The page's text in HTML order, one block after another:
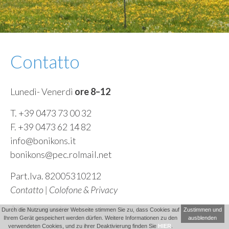
Contatto
Lunedì- Venerdì ore 8–12
T. +39 0473 73 00 32
F. +39 0473 62 14 82
info@bonikons.it
bonikons@pec.rolmail.net
Part.Iva. 82005310212
Contatto| Colofone & Privacy
Area riservata
Durch die Nutzung unserer Webseite stimmen Sie zu, dass Cookies auf
Ihrem Gerät gespeichert werden dürfen. Weitere Informationen zu den
verwendeten Cookies, und zu ihrer Deaktivierung finden Sie HIER
Zustimmen und
ausblenden